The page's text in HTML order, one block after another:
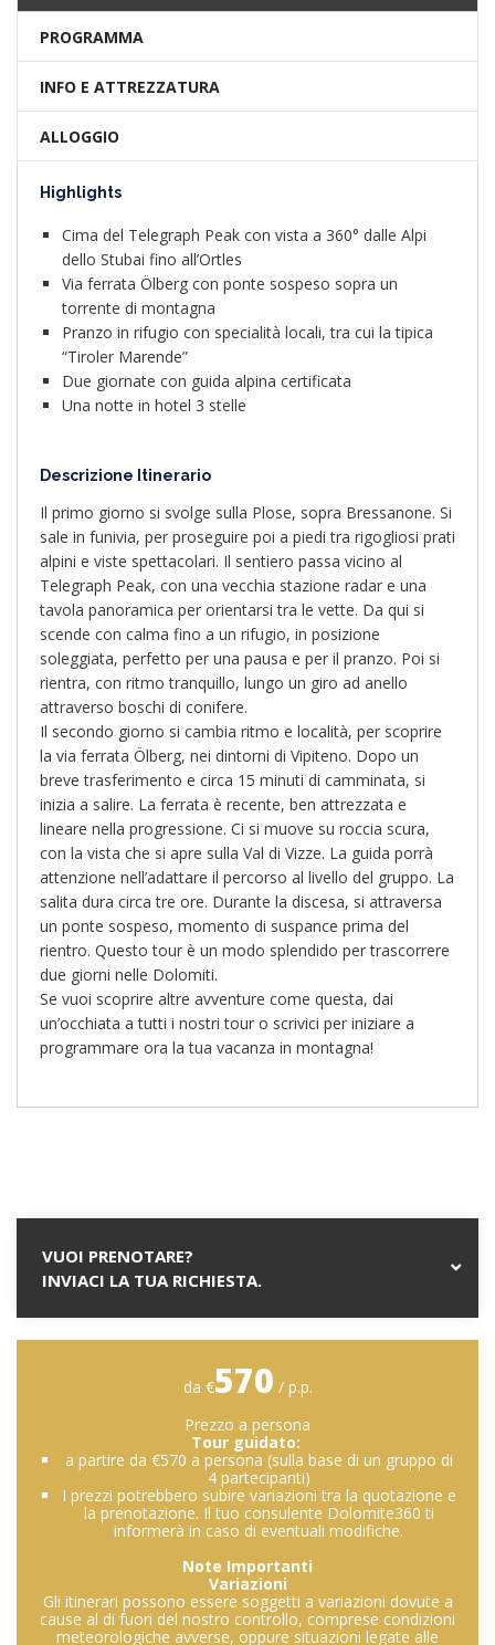
PROGRAMMA
INFO E ATTREZZATURA
ALLOGGIO
Highlights
Cima del Telegraph Peak con vista a 360° dalle Alpi
dello Stubai fino all’Ortles
Via ferrata Ölberg con ponte sospeso sopra un
torrente di montagna
Pranzo in rifugio con specialità locali, tra cui la tipica
“Tiroler Marende”
Due giornate con guida alpina certificata
Una notte in hotel 3 stelle
Descrizione Itinerario
Il primo giorno si svolge sulla Plose, sopra Bressanone. Si
sale in funivia, per proseguire poi a piedi tra rigogliosi prati
alpini e viste spettacolari. Il sentiero passa vicino al
Telegraph Peak, con una vecchia stazione radar e una
tavola panoramica per orientarsi tra le vette. Da qui si
scende con calma fino a un rifugio, in posizione
soleggiata, perfetto per una pausa e per il pranzo. Poi si
rientra, con ritmo tranquillo, lungo un giro ad anello
attraverso boschi di conifere.
Il secondo giorno si cambia ritmo e località, per scoprire
la via ferrata Ölberg, nei dintorni di Vipiteno. Dopo un
breve trasferimento e circa 15 minuti di camminata, si
inizia a salire. La ferrata è recente, ben attrezzata e
lineare nella progressione. Ci si muove su roccia scura,
con la vista che si apre sulla Val di Vizze. La guida porrà
attenzione nell’adattare il percorso al livello del gruppo. La
salita dura circa tre ore. Durante la discesa, si attraversa
un ponte sospeso, momento di suspance prima del
rientro. Questo tour è un modo splendido per trascorrere
due giorni nelle Dolomiti.
Se vuoi scoprire altre avventure come questa, dai
un’occhiata a tutti i nostri tour o scrivici per iniziare a
programmare ora la tua vacanza in montagna!
VUOI PRENOTARE?
INVIACI LA TUA RICHIESTA.
da €570 / p.p.
Prezzo a persona
Tour guidato:
a partire da €570 a persona (sulla base di un gruppo di
4 partecipanti)
I prezzi potrebbero subire variazioni tra la quotazione e
la prenotazione. Il tuo consulente Dolomite360 ti
informerà in caso di eventuali modifiche.
Note Importanti
Variazioni
Gli itinerari possono essere soggetti a variazioni dovute a
cause al di fuori del nostro controllo, comprese condizioni
meteorologiche avverse, oppure situazioni legate alle